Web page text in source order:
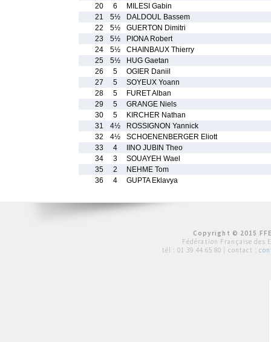
20
6
MILESI Gabin
21
5½
DALDOUL Bassem
22
5½
GUERTON Dimitri
23
5½
PIONA Robert
24
5½
CHAINBAUX Thierry
25
5½
HUG Gaetan
26
5
OGIER Daniil
27
5
SOYEUX Yoann
28
5
FURET Alban
29
5
GRANGE Niels
30
5
KIRCHER Nathan
31
4½
ROSSIGNON Yannick
32
4½
SCHOENENBERGER Eliott
33
4
IINO JUBIN Theo
34
3
SOUAYEH Wael
35
2
NEHME Tom
36
4 GUPTA Eklavya
Copyright © 2015
Fédération Française des
tél : 01 39 44 65 80 | contact :